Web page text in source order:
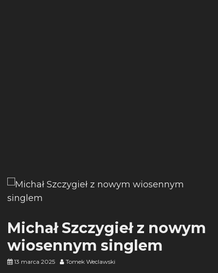
Michał Szczygieł z nowym
wiosennym singlem
13 marca 2025 Tomek Weclawski